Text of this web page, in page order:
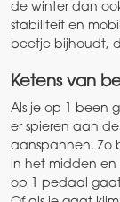
de winter dan
stabiliteit en
beetje bijhoudt,
Ketens van
Als je op 1 been
er spieren aan
aanspannen. Zo
in het midden en
op 1 pedaal